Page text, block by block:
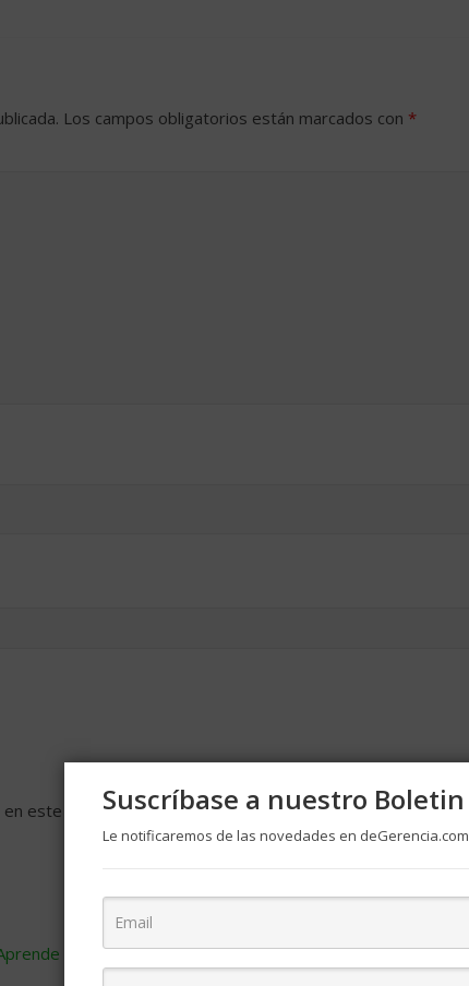
Los campos obligatorios están marcados con *
este navegador para la próxima vez que comente.
cómo se procesan los datos de tus comentarios.
Suscríbase a nuestro Boletin
Le notificaremos de las novedades en deGerencia.com